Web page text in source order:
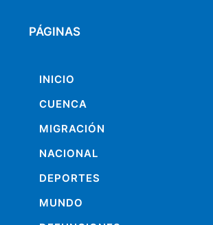
PÁGINAS
INICIO
CUENCA
MIGRACIÓN
NACIONAL
DEPORTES
MUNDO